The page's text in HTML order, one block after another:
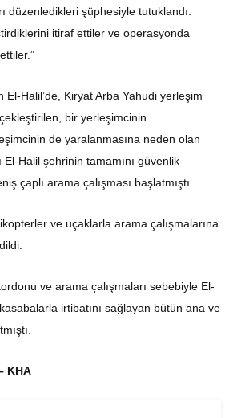
düzenledikleri şüphesiyle tutuklandı.
itiraf ettiler ve operasyonda
Halil’de, Kiryat Arba Yahudi yerleşim
bir yerleşimcinin
de yaralanmasına neden olan
El-Halil şehrinin tamamını güvenlik
çaplı arama çalışması başlatmıştı.
ve uçaklarla arama çalışmalarına
ve arama çalışmaları sebebiyle El-
irtibatını sağlayan bütün ana ve
KHA